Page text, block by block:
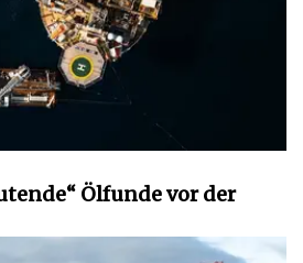
Ölfunde vor der